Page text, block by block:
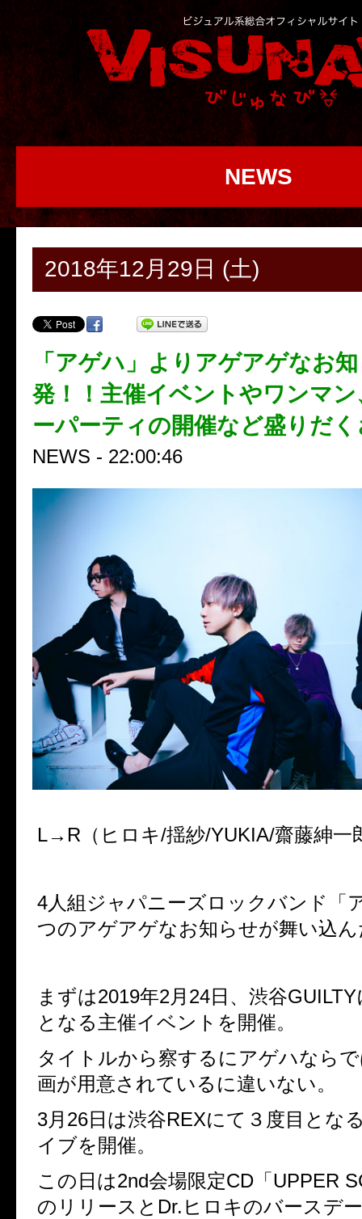
NEWS
2018年12月29日 (土)
「アゲハ」よりアゲアゲなお
発！！主催イベントやワンマ
ーパーティの開催など盛りだ
NEWS - 22:00:46
L→ R （ヒロキ/揺紗/YUKIA/齋藤紳一
4人組ジャパニーズロックバンド「
つのアゲアゲなお知らせが舞い込
まずは2019年2月 24日、渋谷GUILTY
となる主催イベントを開催。
タイトルから察するにアゲハなら
画が用意されているに違いない。
3月 26日は渋谷REXにて３度目とな
イブを開催。
この日は2nd会場限定CD 「 UPPER
のリリースと Dr. ヒロキのバースデ